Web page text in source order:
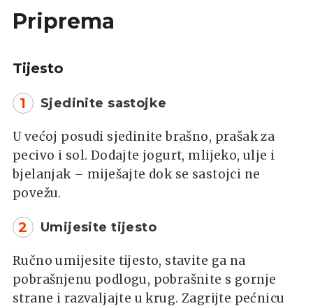
Priprema
Tijesto
1 Sjedinite sastojke
U većoj posudi sjedinite brašno, prašak za
pecivo i sol. Dodajte jogurt, mlijeko, ulje i
bjelanjak – miješajte dok se sastojci ne
povežu.
2 Umijesite tijesto
Ručno umijesite tijesto, stavite ga na
pobrašnjenu podlogu, pobrašnite s gornje
strane i razvaljajte u krug. Zagrijte pećnicu